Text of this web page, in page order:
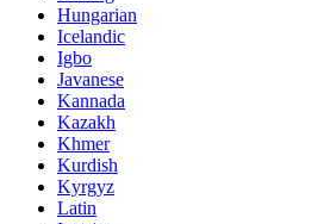
Hungarian
Icelandic
Igbo
Javanese
Kannada
Kazakh
Khmer
Kurdish
Kyrgyz
Latin